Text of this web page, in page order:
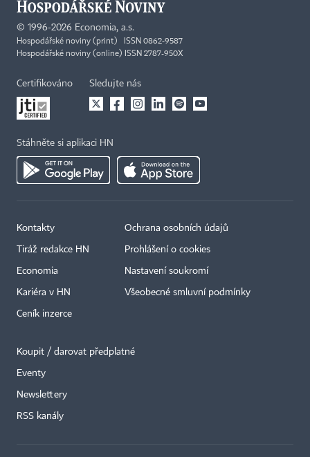
© 1996-2026 Economia, a.s.
Hospodářské noviny (print) ISSN 0862-9587
Hospodářské noviny (online) ISSN 2787-950X
Certifikováno Sledujte nás
Stáhněte si aplikaci HN
Kontakty
Tiráž redakce HN
Economia
Kariéra v HN
Ceník inzerce
Ochrana osobních údajů
Prohlášení o cookies
Nastavení soukromí
Všeobecné smluvní podmínky
Koupit / darovat předplatné
Eventy
Newslettery
RSS kanály